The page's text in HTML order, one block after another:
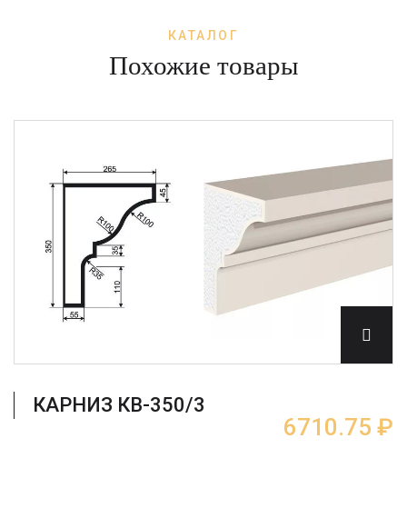
КАТАЛОГ
Похожие товары
КАРНИЗ КВ-350/3
6710.75 ₽